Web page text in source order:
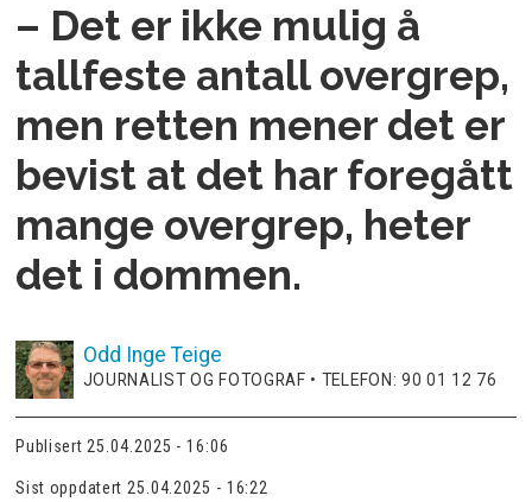
– Det er ikke mulig å
tallfeste antall overgrep,
men retten mener det er
bevist at det har foregått
mange overgrep, heter
det i dommen.
Odd Inge Teige
JOURNALIST OG FOTOGRAF • TELEFON: 90 01 12 76
Publisert 25.04.2025 - 16:06
Sist oppdatert 25.04.2025 - 16:22